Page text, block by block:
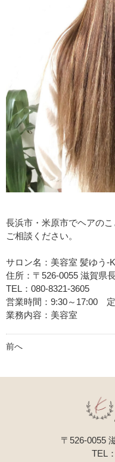
長浜市・米原市でヘアの
ご相談ください。
サロン名：美容室 髪ゆう-
住所：〒526-0055 滋賀県
TEL：080-8321-3605
営業時間：9:30～17:00
業務内容：美容室
前へ
〒526-0055
TEL